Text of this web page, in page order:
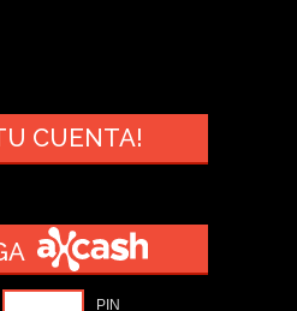
CUENTA!